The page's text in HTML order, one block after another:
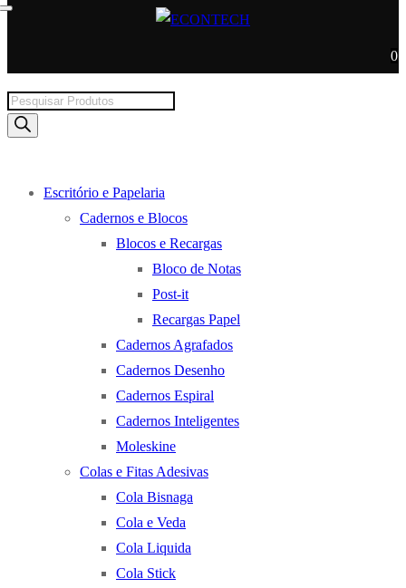
0
Products
search
Escritório e Papelaria
Cadernos e Blocos
Blocos e Recargas
Bloco de Notas
Post-it
Recargas Papel
Cadernos Agrafados
Cadernos Desenho
Cadernos Espiral
Cadernos Inteligentes
Moleskine
Colas e Fitas Adesivas
Cola Bisnaga
Cola e Veda
Cola Liquida
Cola Stick